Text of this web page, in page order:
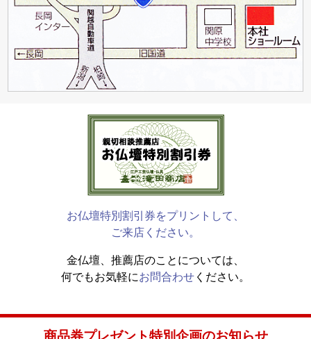
お仏壇特別割引券をプリントして、
ご来店ください。
金仏壇、推薦店のことについては、
何でもお気軽にお問合わせ ください。
商品券プレゼント特別企画のお知らせ